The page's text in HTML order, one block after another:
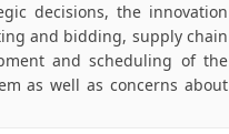
decisions, the innovation
and bidding, supply chain
and scheduling of the
as well as concerns about